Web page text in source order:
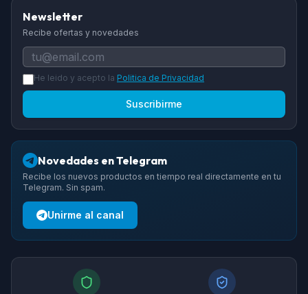
Newsletter
Recibe ofertas y novedades
He leido y acepto la Politica de Privacidad
Suscribirme
Novedades en Telegram
Recibe los nuevos productos en tiempo real directamente en tu
Telegram. Sin spam.
Unirme al canal